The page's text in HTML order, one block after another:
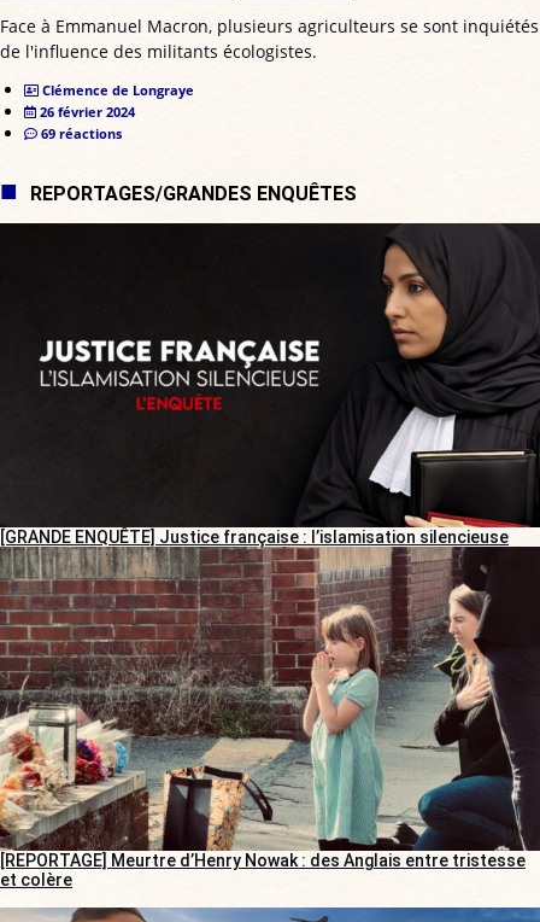
Face à Emmanuel Macron, plusieurs agriculteurs se sont inquiétés
de l'influence des militants écologistes.
Clémence de Longraye
26 février 2024
69 réactions
REPORTAGES/GRANDES ENQUÊTES
[GRANDE ENQUÊTE] Justice française : l’islamisation silencieuse
[REPORTAGE] Meurtre d’Henry Nowak : des Anglais entre tristesse
et colère